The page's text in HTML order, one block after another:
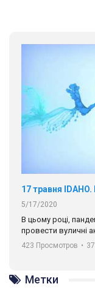
5/17/2020
В цьому році,
провести вуличні
навіть коли ми у
разом. Ми
солідарності,
ГАУ є в 16 областях
Разом наш голос
423 Просмотров •
Метки